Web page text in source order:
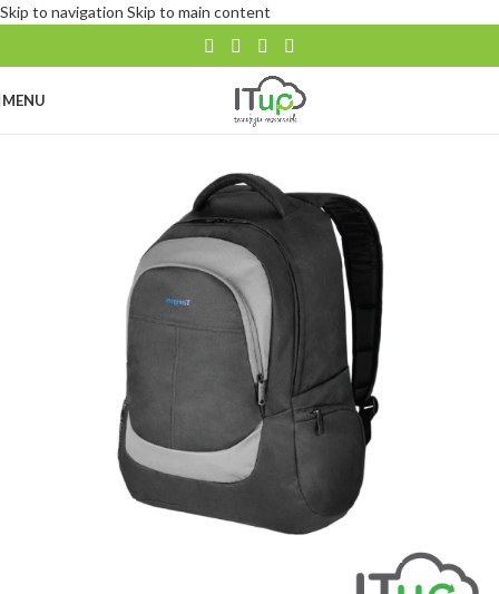
Skip to navigation Skip to main content
MENU